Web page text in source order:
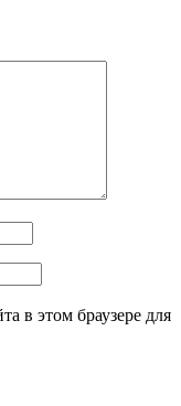
в этом браузере для